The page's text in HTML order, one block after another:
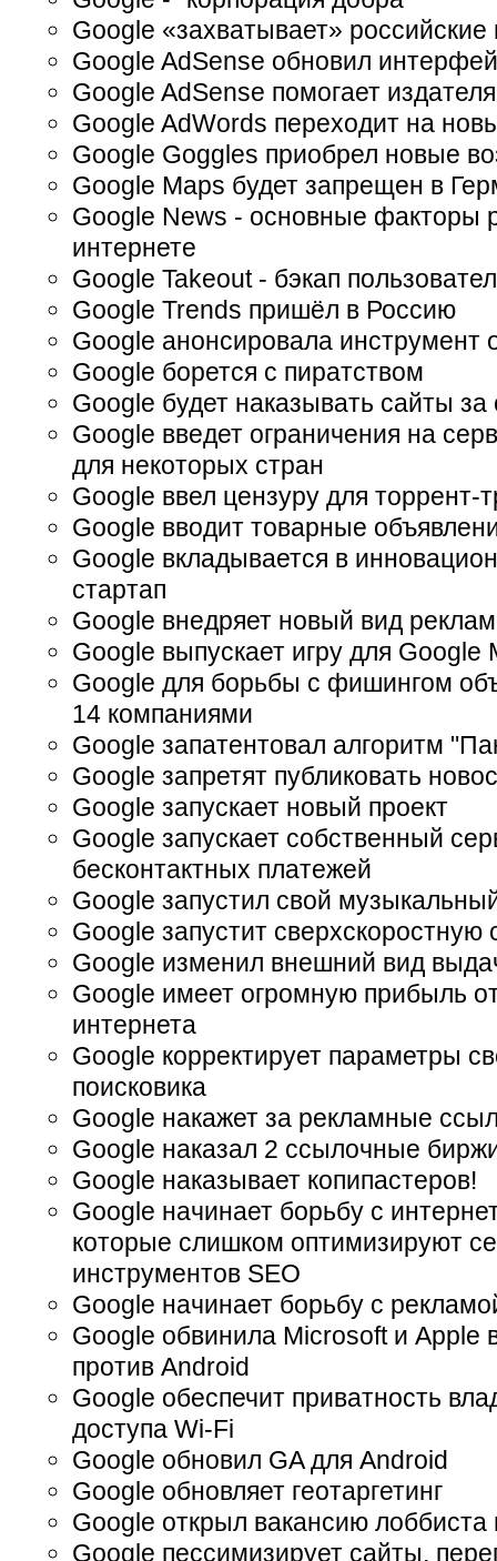
Google «захватывает»
Google AdSense обновил
Google AdSense помогает
Google AdWords переходит на
Google Goggles приобрел новые
Google Maps будет запрещен в
Google News - основные факторы
интернете
Google Takeout - бэкап
Google Trends пришёл в Россию
Google анонсировала инструмент
Google борется с пиратством
Google будет наказывать сайты за
Google введет ограничения на
для некоторых стран
Google ввел цензуру для торрент-
Google вводит товарные
Google вкладывается в
стартап
Google внедряет новый вид
Google выпускает игру для Google
Google для борьбы с фишингом
14 компаниями
Google запатентовал алгоритм
Google запретят публиковать
Google запускает новый проект
Google запускает собственный
бесконтактных платежей
Google запустил свой
Google запустит сверхскоростную
Google изменил внешний вид
Google имеет огромную прибыль
интернета
Google корректирует параметры
поисковика
Google накажет за рекламные
Google наказал 2 ссылочные
Google наказывает копипастеров!
Google начинает борьбу с
которые слишком оптимизируют
инструментов SEO
Google начинает борьбу с
Google обвинила Microsoft и Apple
против Android
Google обеспечит приватность
доступа Wi-Fi
Google обновил GA для Android
Google обновляет геотаргетинг
Google открыл вакансию лоббиста
Google пессимизирует сайты,